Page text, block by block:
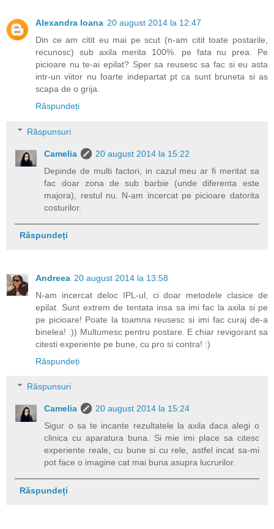
Alexandra Ioana 20 august 2014 la 12:47
Din ce am citit eu mai pe scut (n-am citit toate postarile,
recunosc) sub axila merita 100%. pe fata nu prea. Pe
picioare nu te-ai epilat? Sper sa reusesc sa fac si eu asta
intr-un viitor nu foarte indepartat pt ca sunt bruneta si as
scapa de o grija.
Răspundeți
Răspunsuri
Camelia
20 august 2014 la 15:22
Depinde de multi factori, in cazul meu ar fi meritat sa
fac doar zona de sub barbie (unde diferenta este
majora), restul nu. N-am incercat pe picioare datorita
costurilor.
Răspundeți
Andreea 20 august 2014 la 13:58
N-am incercat deloc IPL-ul, ci doar metodele clasice de
epilat. Sunt extrem de tentata insa sa imi fac la axila si pe
pe picioare! Poate la toamna reusesc si imi fac curaj de-a
binelea! :)) Multumesc pentru postare. E chiar revigorant sa
citesti experiente pe bune, cu pro si contra! :)
Răspundeți
Răspunsuri
Camelia
20 august 2014 la 15:24
Sigur o sa te incante rezultatele la axila daca alegi o
clinica cu aparatura buna. Si mie imi place sa citesc
experiente reale, cu bune si cu rele, astfel incat sa-mi
pot face o imagine cat mai buna asupra lucrurilor.
Răspundeți